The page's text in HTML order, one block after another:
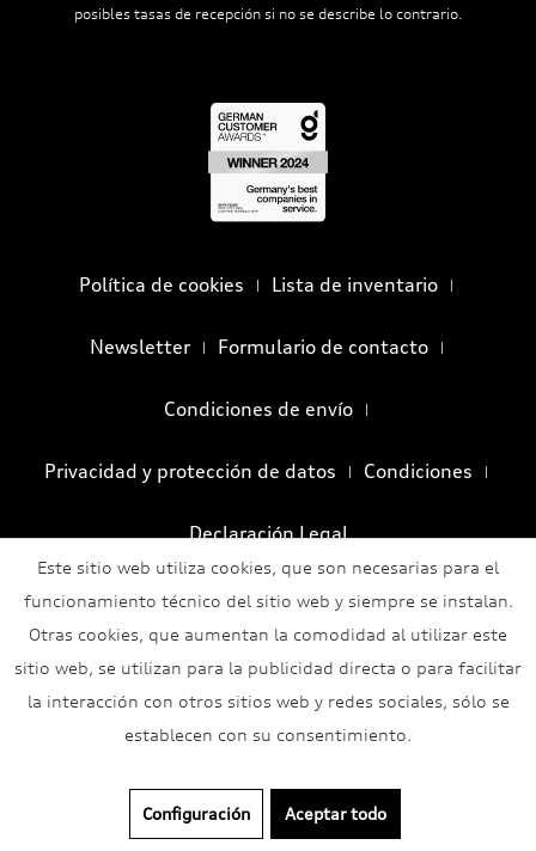
posibles tasas de recepción si no se describe lo contrario.
Política de cookies Lista de inventario
Newsletter Formulario de contacto
Condiciones de envío
Privacidad y protección de datos Condiciones
Declaración Legal
Este sitio web utiliza cookies, que son necesarias para el
funcionamiento técnico del sitio web y siempre se instalan.
Otras cookies, que aumentan la comodidad al utilizar este
sitio web, se utilizan para la publicidad directa o para facilitar
la interacción con otros sitios web y redes sociales, sólo se
establecen con su consentimiento.
Configuración Aceptar todo